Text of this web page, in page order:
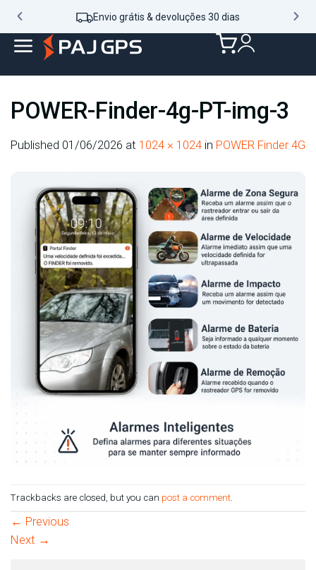
Envio grátis & devoluções 30 dias
POWER-Finder-4g-PT-img-3
Published 01/06/2026 at 1024 × 1024 in POWER Finder 4G
Trackbacks are closed, but you can post a comment.
← Previous
Next →